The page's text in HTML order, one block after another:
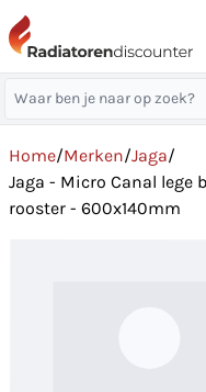
Home/Merken/Jaga/
Jaga - Micro Canal lege
rooster - 600x140mm